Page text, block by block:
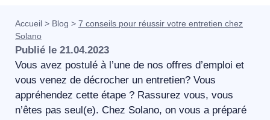
Accueil > Blog > 7 conseils pour réussir votre entretien chez
Solano
Publié le 21.04.2023
Vous avez postulé à l’une de nos offres d’emploi et
vous venez de décrocher un entretien? Vous
appréhendez cette étape ? Rassurez vous, vous
n’êtes pas seul(e). Chez Solano, on vous a préparé